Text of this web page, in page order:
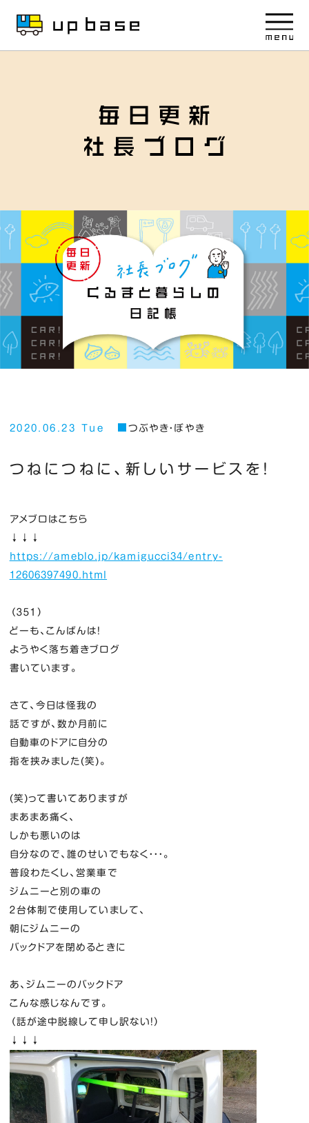
2020.06.23 Tue つぶやき・ぼやき
つねにつねに、新しいサービスを！
アメブロはこちら
↓↓↓
https://ameblo.jp/kamigucci34/entry-
12606397490.html
（３５１）
どーも、こんばんは！
ようやく落ち着きブログ
書いています。
さて、今日は怪我の
話ですが、数か月前に
自動車のドアに自分の
指を挟みました(笑)。
(笑)って書いてありますが
まあまあ痛く、
しかも悪いのは
自分なので、誰のせいでもなく・・・。
普段わたくし、営業車で
ジムニーと別の車の
２台体制で使用していまして、
朝にジムニーの
バックドアを閉めるときに
あ、ジムニーのバックドア
こんな感じなんです。
（話が途中脱線して申し訳ない！）
↓↓↓